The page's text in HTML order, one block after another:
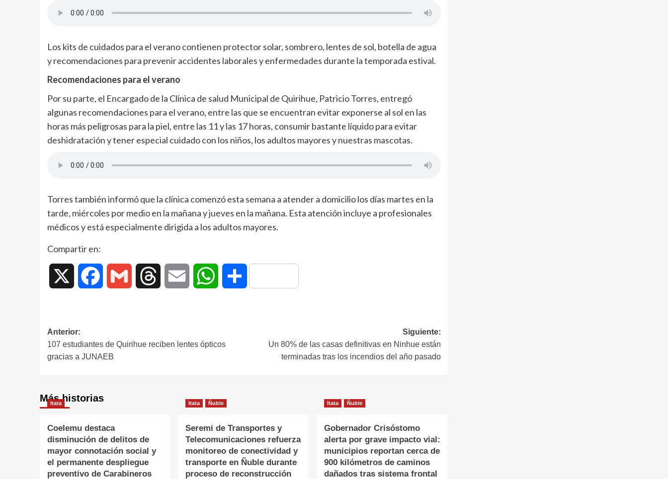
Los kits de cuidados para el verano contienen protector solar, sombrero, lentes de sol, botella de agua
y recomendaciones para prevenir accidentes laborales y enfermedades durante la temporada estival.
Recomendaciones para el verano
Por su parte, el Encargado de la Clínica de salud Municipal de Quirihue, Patricio Torres, entregó
algunas recomendaciones para el verano, entre las que se encuentran evitar exponerse al sol en las
horas más peligrosas para la piel, entre las 11 y las 17 horas, consumir bastante líquido para evitar
deshidratación y tener especial cuidado con los niños, los adultos mayores y nuestras mascotas.
Torres también informó que la clínica comenzó esta semana a atender a domicilio los días martes en la
tarde, miércoles por medio en la mañana y jueves en la mañana. Esta atención incluye a profesionales
médicos y está especialmente dirigida a los adultos mayores.
Compartir en:
Facebook Gmail Threads Email WhatsAppCompartir
Anterior:
107 estudiantes de Quirihue reciben lentes ópticos
gracias a JUNAEB
Siguiente:
Un 80% de las casas definitivas en Ninhue están
terminadas tras los incendios del año pasado
Más historias
Itata
Coelemu destaca
disminución de delitos de
mayor connotación social y
el permanente despliegue
preventivo de Carabineros
Itata Ñuble
Seremi de Transportes y
Telecomunicaciones refuerza
monitoreo de conectividad y
transporte en Ñuble durante
proceso de reconstrucción
Itata Ñuble
Gobernador Crisóstomo
alerta por grave impacto vial:
municipios reportan cerca de
900 kilómetros de caminos
dañados tras sistema frontal